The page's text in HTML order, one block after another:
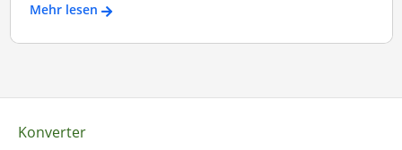
Mehr lesen
Konverter